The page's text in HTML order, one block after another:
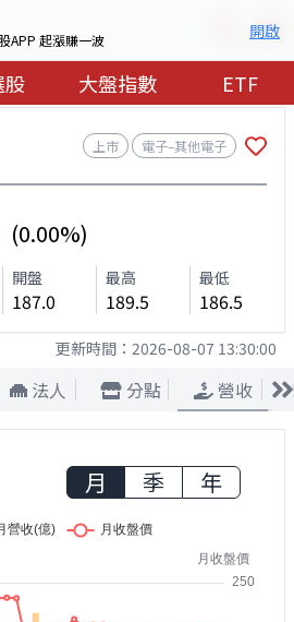
APP 起漲賺一波 開啟
股 大盤指數 ETF
上市 電子–其他電子
(0.00%)
開盤
187.0
最高
189.5
最低
186.5
更新時間： 2026-08-07 13:30:00
法人 分點 營收
月 季 年